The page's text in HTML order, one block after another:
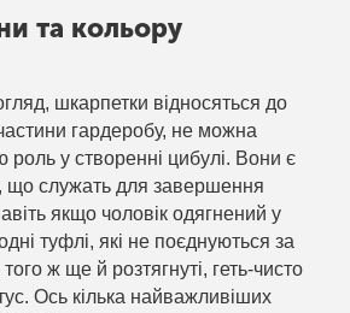
та кольору
шкарпетки відносяться до
гардеробу, не можна
роль у створенні цибулі. Вони є
що служать для завершення
якщо чоловік одягнений у
туфлі, які не поєднуються за
ж ще й розтягнуті, геть-чисто
Ось кілька найважливіших